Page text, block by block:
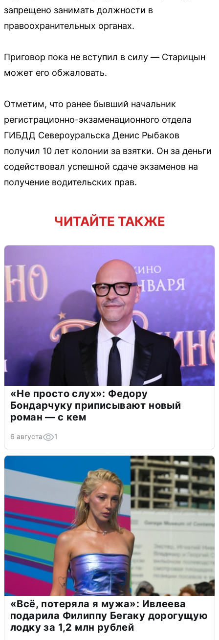
запрещено занимать должности в
правоохранительных органах.
Приговор пока не вступил в силу — Старицын
может его обжаловать.
Отметим, что ранее бывший начальник
регистрационно-экзаменационного отдела
ГИБДД Североуральска Денис Рыбаков
получил 10 лет колонии за взятки. Он за деньги
содействовал успешной сдаче экзаменов на
получение водительских прав.
ЧИТАЙТЕ ТАКЖЕ
«Не просто слух»: Федору
Бондарчуку приписывают новый
роман — с кем
6 августа 1
«Всё, потеряла я мужа»: Ивлеева
подарила Филиппу Бегаку дорогущую
лодку за 1,2 млн рублей